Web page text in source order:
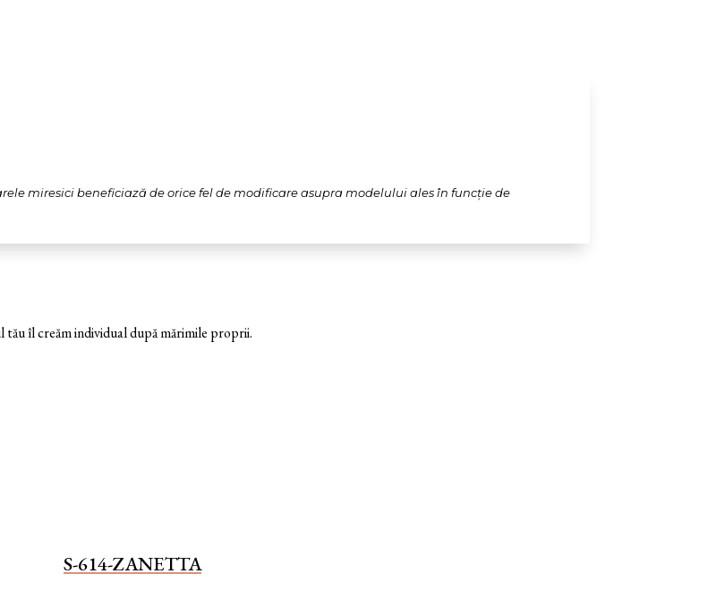
miresici beneficiază de orice fel de modificare asupra modelului ales în funcție de
îl creăm individual după mărimile proprii.
S-614-ZANETTA